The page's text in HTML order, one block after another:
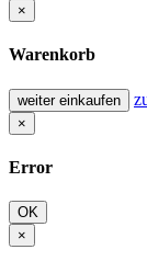
×
Warenkorb
weiter einkaufen
×
Error
OK
×